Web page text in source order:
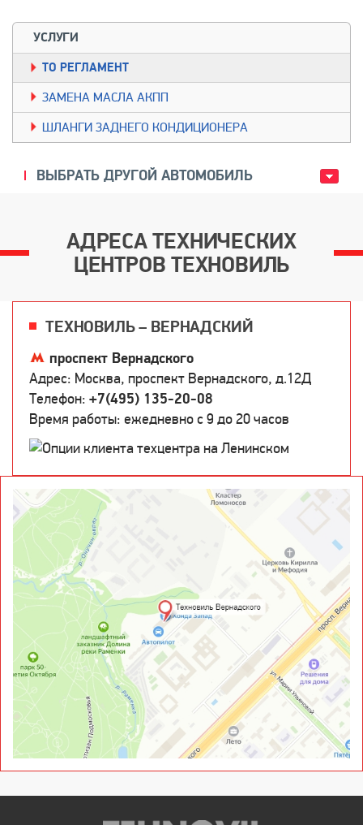
УСЛУГИ
TO РЕГЛАМЕНТ
ЗАМЕНА МАСЛА АКПП
ШЛАНГИ ЗАДНЕГО КОНДИЦИОНЕРА
ВЫБРАТЬ ДРУГОЙ АВТОМОБИЛЬ
АДРЕСА ТЕХНИЧЕСКИХ
ЦЕНТРОВ ТЕХНОВИЛЬ
ТЕХНОВИЛЬ – ВЕРНАДСКИЙ
проспект Вернадского
Адрес: Москва, проспект Вернадского, д.12Д
Телефон: +7(495) 135-20-08
Время работы: ежедневно c 9 до 20 часов